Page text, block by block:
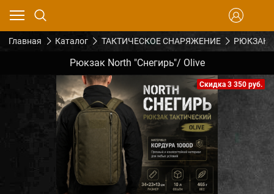
Главная Каталог ТАКТИЧЕСКОЕ СНАРЯЖЕНИЕ
Рюкзак North "Снегирь"/ Olive
Скидка 3 350 руб.